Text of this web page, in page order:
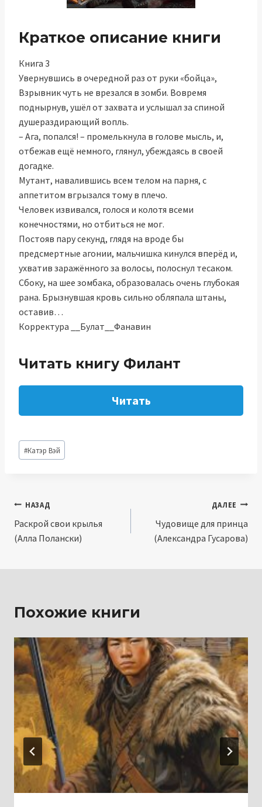
Краткое описание книги
Книга 3
Увернувшись в очередной раз от руки «бойца»,
Взрывник чуть не врезался в зомби. Вовремя
поднырнув, ушёл от захвата и услышал за спиной
душераздирающий вопль.
– Ага, попался! – промелькнула в голове мысль, и,
отбежав ещё немного, глянул, убеждаясь в своей
догадке.
Мутант, навалившись всем телом на парня, с
аппетитом вгрызался тому в плечо.
Человек извивался, голося и колотя всеми
конечностями, но отбиться не мог.
Постояв пару секунд, глядя на вроде бы
предсмертные агонии, мальчишка кинулся вперёд и,
ухватив заражённого за волосы, полоснул тесаком.
Сбоку, на шее зомбака, образовалась очень глубокая
рана. Брызнувшая кровь сильно обляпала штаны,
оставив…
Корректура __Булат__Фанавин
Читать книгу Филант
Читать
Метки
записи:
#Катэр Вэй
Навигация
по
НАЗАД
Раскрой свои крылья
(Алла Полански)
ДАЛЕЕ
Чудовище для принца
(Александра Гусарова)
Похожие книги